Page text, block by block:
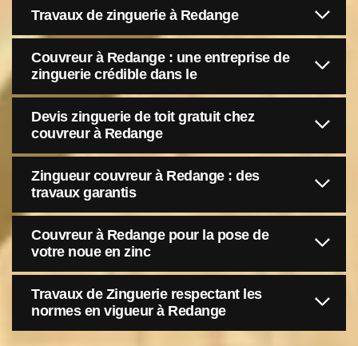
Travaux de zinguerie à Redange
Couvreur à Redange : une entreprise de
zinguerie crédible dans le
Devis zinguerie de toit gratuit chez
couvreur à Redange
Zingueur couvreur à Redange : des
travaux garantis
Couvreur à Redange pour la pose de
votre noue en zinc
Travaux de Zinguerie respectant les
normes en vigueur à Redange